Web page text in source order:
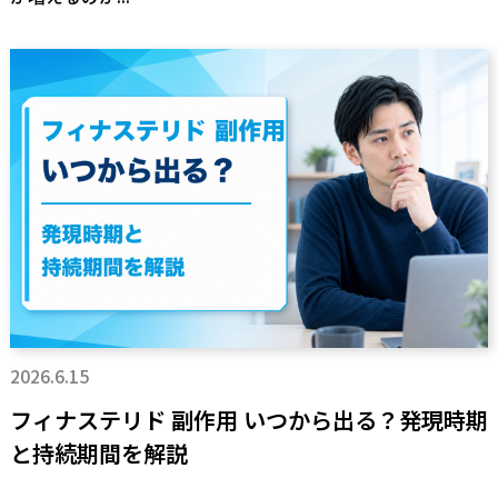
2026.6.15
フィナステリド 副作用 いつから出る？発現時期
と持続期間を解説